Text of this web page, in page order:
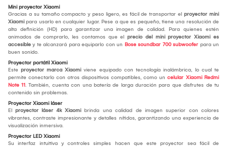
Mini proyector Xiaomi
Gracias a su tamaño compacto y peso ligero, es fácil de transportar el proyector mini
Xiaomi para usarlo en cualquier lugar. Pese a que es pequeño, tiene una resolución de
alta definición (HD) para garantizar una imagen de calidad. Para quienes estén
animados de comprarlo, les contamos que el precio del mini proyector Xiaomi es
accesible y te alcanzará para equiparlo con un Bose soundbar 700 subwoofer para un
buen sonido.
Proyector portátil Xiaomi
Este proyector marca Xiaomi viene equipado con tecnología inalámbrica, lo cual te
permite conectarlo con otros dispositivos compatibles, como un celular Xiaomi Redmi
Note 11. También, cuenta con una batería de larga duración para que disfrutes de tu
contenido sin problemas.
Proyector Xiaomi láser
El proyector láser 4k Xiaomi brinda una calidad de imagen superior con colores
vibrantes, contraste impresionante y detalles nítidos, garantizando una experiencia de
visualización inmersiva.
Proyector LED Xiaomi
Su interfaz intuitiva y controles simples hacen que este proyector sea fácil de